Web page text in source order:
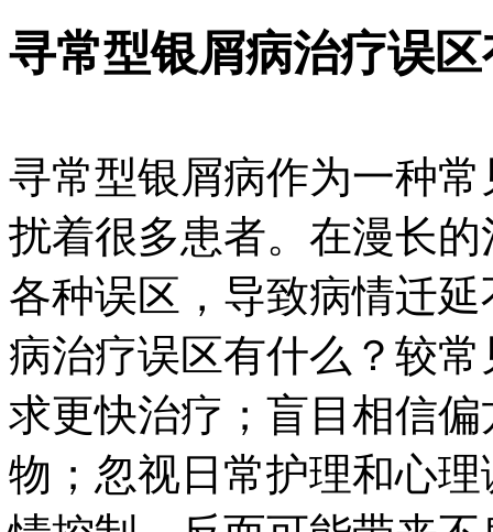
寻常型银屑病治疗误
寻常型银屑病作为一种
扰着很多患者。在漫长
各种误区，导致病情迁
病治疗误区有什么？较
求更快治疗；盲目相信
物；忽视日常护理和心